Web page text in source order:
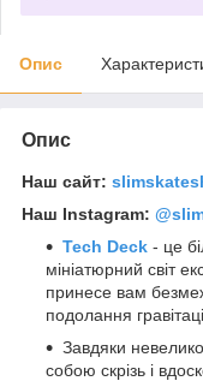
Опис
Опис
Наш сайт:
Наш Instagram:
Tech Deck - це
мініатюрний світ
принесе вам
подолання
Завдяки
собою скрізь і